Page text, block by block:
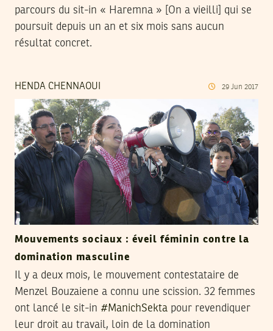
parcours du sit-in « Haremna » [On a vieilli] qui se
poursuit depuis un an et six mois sans aucun
résultat concret.
HENDA CHENNAOUI 29 Jun 2017
Mouvements sociaux : éveil féminin contre la
domination masculine
Il y a deux mois, le mouvement contestataire de
Menzel Bouzaiene a connu une scission. 32 femmes
ont lancé le sit-in #ManichSekta pour revendiquer
leur droit au travail, loin de la domination